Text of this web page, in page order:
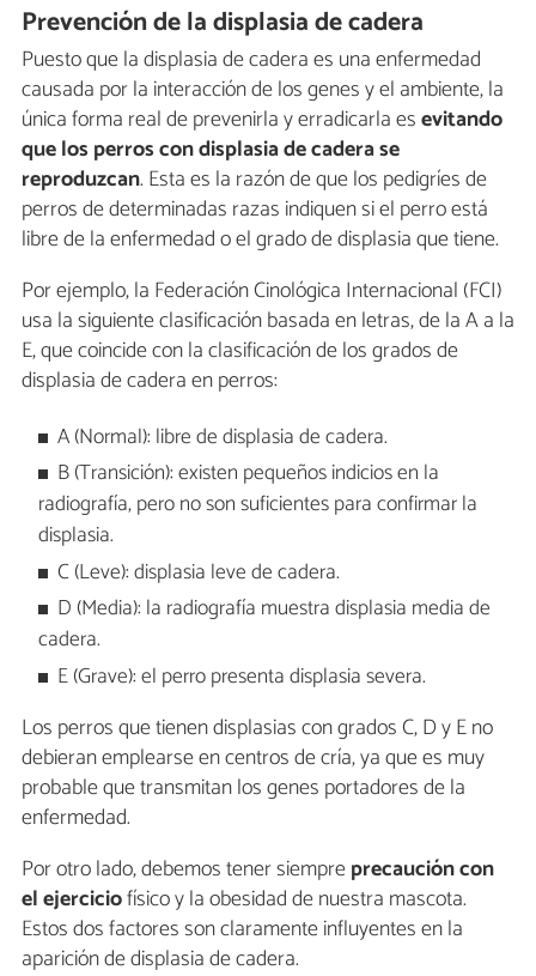
Prevención de la displasia de cadera
Puesto que la displasia de cadera es una enfermedad
causada por la interacción de los genes y el ambiente, la
única forma real de prevenirla y erradicarla esevitando
que los perros con displasia de cadera se
reproduzcan. Esta es la razón de que los pedigríes de
perros de determinadas razas indiquen si el perro está
libre de la enfermedad o el grado de displasia que tiene.
Por ejemplo, la Federación Cinológica Internacional (FCI)
usa la siguiente clasificación basada en letras, de la A a la
E, que coincide con la clasificación de los grados de
displasia de cadera en perros:
A (Normal): libre de displasia de cadera.
B (Transición): existen pequeños indicios en la
radiografía, pero no son suficientes para confirmar la
displasia.
C (Leve): displasia leve de cadera.
D (Media): la radiografía muestra displasia media de
cadera.
E (Grave): el perro presenta displasia severa.
Los perros que tienen displasias con grados C, D y E no
debieran emplearse en centros de cría, ya que es muy
probable que transmitan los genes portadores de la
enfermedad.
Por otro lado, debemos tener siempreprecaución con
el ejerciciofísico y la obesidad de nuestra mascota.
Estos dos factores son claramente influyentes en la
aparición de displasia de cadera.